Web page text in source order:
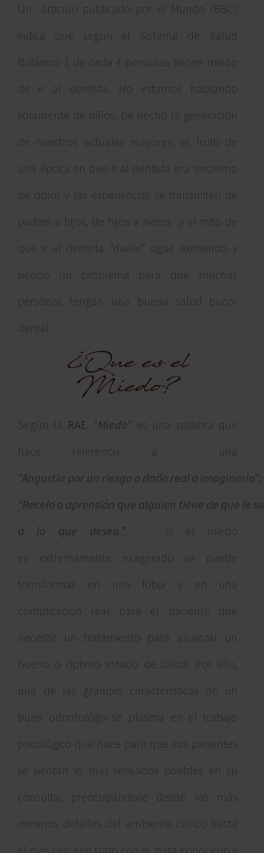
Un articulo publicado por el Mundo (BBC)
indica que según el Sistema de Salud
Británico 1 de cada 4 personas tienen miedo
de ir al dentista. No estamos hablando
solamente de niños. De hecho la generación
de nuestros actuales mayores, es fruto de
una época en que ir al dentista era sinónimo
de dolor y las experiencias se transmiten de
padres a hijos, de hijos a nietos y el mito de
que ir al dentista “duele” sigue existiendo y
siendo un problema para que muchas
personas tengan una buena salud buco-
dental.
¿Que es el
Miedo?
Según la RAE , “Miedo” es una palabra que
hace referencia a una
“Angustia por un riesgo o daño real o imaginario”;
“Recelo o aprensión que alguien tiene de que le
a lo que desea.”. Si el miedo
es extremamente exagerado se puede
transformar en una fobia y en una
complicación real para el paciente que
necesite un tratamiento para alcanzar un
bueno o óptimo estado de salud. Por ello,
una de las grandes características de un
buen odontológo se plasma en el trabajo
psicológico que hace para que sus pacientes
se sientan lo más relajados posibles en su
consulta, preocupándose desde los más
minimos detalles del ambiente clínico hasta
el más cercano trato con el, para conocerlo y